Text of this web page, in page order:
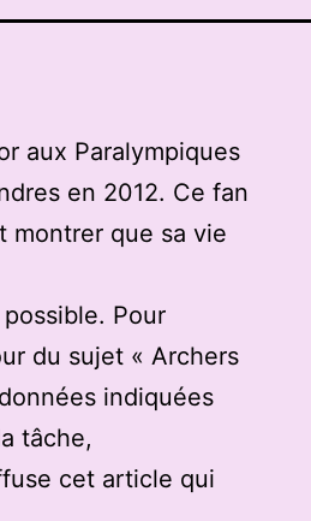
aux Paralympiques
en 2012. Ce fan
montrer que sa vie
Pour
du sujet « Archers
indiquées
tâche,
cet article qui